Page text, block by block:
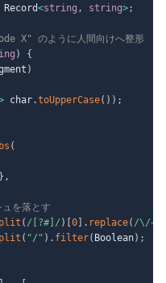
Record<string , string>;
のように人間向けへ整形
)
{
)
char.toUpperCase( ) ) ;
(
} ,
を落とす
( / [?#] / ) 0 . replace( /\/+$
( "/" ) . filter( Boolean) ;